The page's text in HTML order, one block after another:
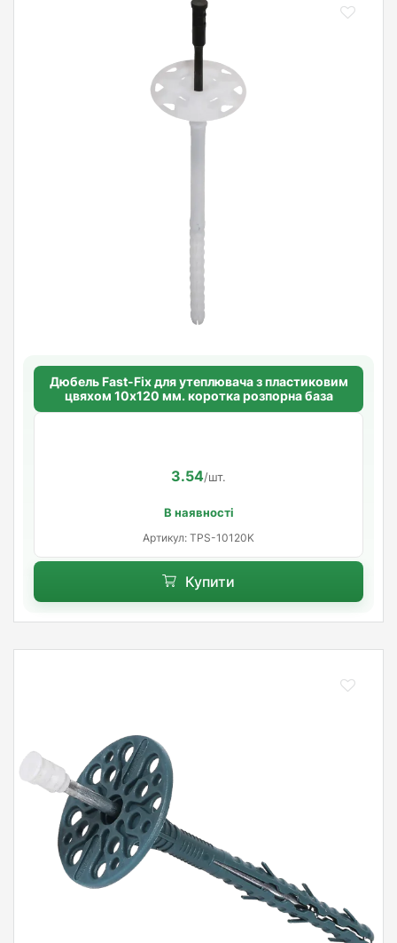
Дюбель Fast-Fix для утеплювача з пластиковим
цвяхом 10х120 мм. коротка розпорна база
3.54/шт.
В наявності
Артикул: TРS-10120K
Купити